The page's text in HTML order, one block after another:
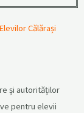
Călărași
și autorităților
pentru elevii